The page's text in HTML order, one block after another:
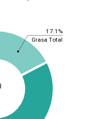
17.1%
Grasa Total